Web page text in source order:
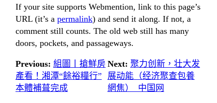
If your site supports Webmention, link to this page’s
URL (it’s a permalink) and send it along. If not, a
comment still counts. The old web still has many
doors, pockets, and passageways.
Previous: 組圖丨搶鮮房
產看！湘潭“餘裕糧行”
本體補葺完成
Next: 聚力创新，壮大发
展动能（经济聚查包養
網焦）_中国网